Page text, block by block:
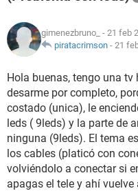
gimenezbruno_ - 21 feb
piratacrimson - 21
Hola buenas, tengo una tv
desarme por completo,
costado (unica), le
leds ( 9leds) y la parte de
ninguna (9leds). El tema
los cables (platicó con
volviéndolo a conectar si
apagas el tele y ahí